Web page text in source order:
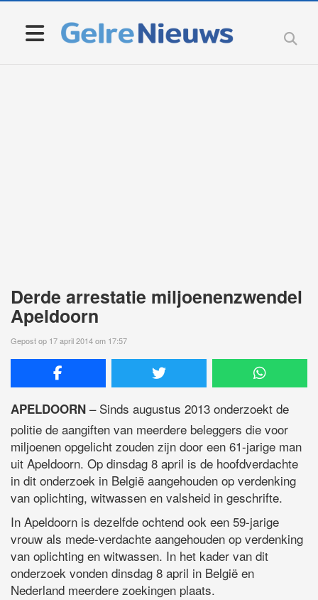
Derde arrestatie miljoenenzwendel
Apeldoorn
Gepost op 17 april 2014 om 17:57
APELDOORN – Sinds augustus 2013 onderzoekt de
politie de aangiften van meerdere beleggers die voor
miljoenen opgelicht zouden zijn door een 61-jarige man
uit Apeldoorn. Op dinsdag 8 april is de hoofdverdachte
in dit onderzoek in België aangehouden op verdenking
van oplichting, witwassen en valsheid in geschrifte.
In Apeldoorn is dezelfde ochtend ook een 59-jarige
vrouw als mede-verdachte aangehouden op verdenking
van oplichting en witwassen. In het kader van dit
onderzoek vonden dinsdag 8 april in België en
Nederland meerdere zoekingen plaats.